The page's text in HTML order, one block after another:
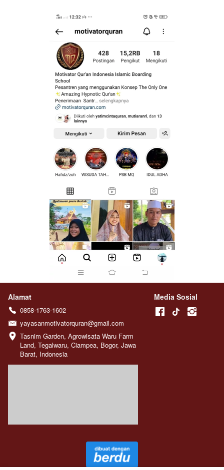
Alamat
0858-1763-1602
yayasanmotivatorquran@gmail.com
Tasnim Garden, Agrowisata Waru Farm
Land, Tegalwaru, Ciampea, Bogor, Jawa
Barat, Indonesia
Media Sosial